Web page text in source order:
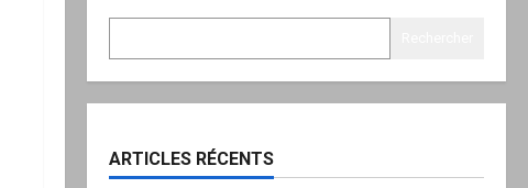
ARTICLES RÉCENTS